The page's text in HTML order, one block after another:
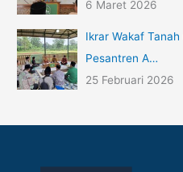
6 Maret 2026
Ikrar Wakaf
Pesantren A…
25 Februari 2026